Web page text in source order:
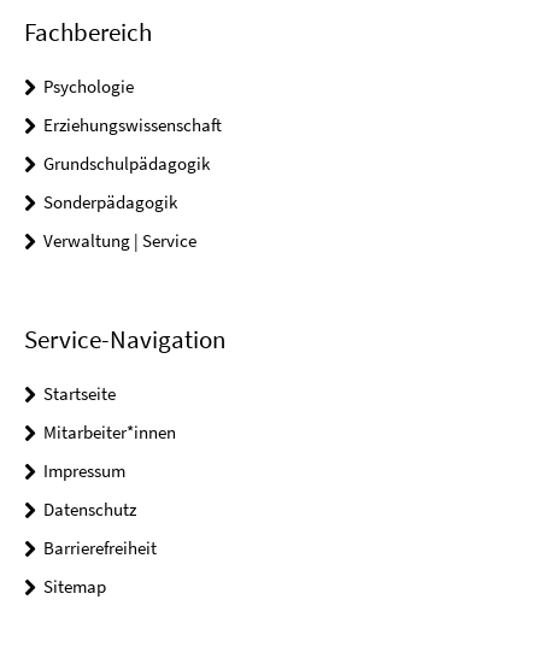
Fachbereich
Psychologie
Erziehungswissenschaft
Grundschulpädagogik
Sonderpädagogik
Verwaltung | Service
Service-Navigation
Startseite
Mitarbeiter*innen
Impressum
Datenschutz
Barrierefreiheit
Sitemap